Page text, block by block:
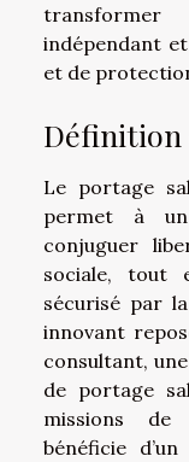
indépendant
et de
Définition
Le portage
permet à un
conjuguer
sociale, tout
sécurisé par
innovant
consultant,
de portage
missions de
bénéficie